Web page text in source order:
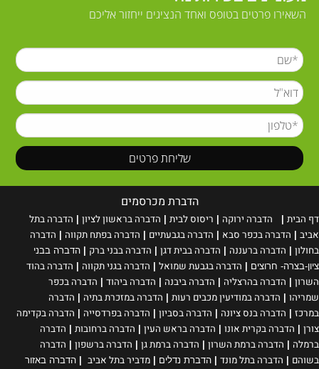
השאירו פרטים בטופס ואחד הנציגים ייחזור אליכם
הדברת מכרסמים
דף הבית | הדברה ירוקה | ריסוס לבית | הדברה בראשון לציון | הדברה בתל
אביב | הדברה בכפר סבא | הדברה בגבעתיים | הדברה בפתח תקווה | הדברה
בחולון | הדברה ברעננה | הדברה בבית דגן | הדברה בבני ברק | הדברה בבני
ציון-בצרה- חרוצים | הדברה בגבעת שמואל | הדברה בגני תקווה | הדברה בהוד
השרון | הדברה בהרצליה | הדברה ביבנה | הדברה ביהוד | הדברה בכפר
שמריהו | הדברה במודיעין מכבים רעות | הדברה במזכרת בתיה | הדברה
במרכז | הדברה בנס ציונה | הדברה בסביון | הדברה בפרדסייה | הדברה בקדימה
צורן | הדברה בקרית אונו | הדברה בראש העין | הדברה ברחובות | הדברה
ברמלה | הדברה ברמת השרון | הדברה ברמת גן | הדברה ברשפון | הדברה
בשוהם | הדברה בתל מונד | הדברת נדלים | מדביר בתל אביב | הדברה באזור